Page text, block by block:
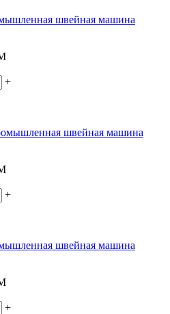
швейная машина
+
швейная машина
+
швейная машина
+